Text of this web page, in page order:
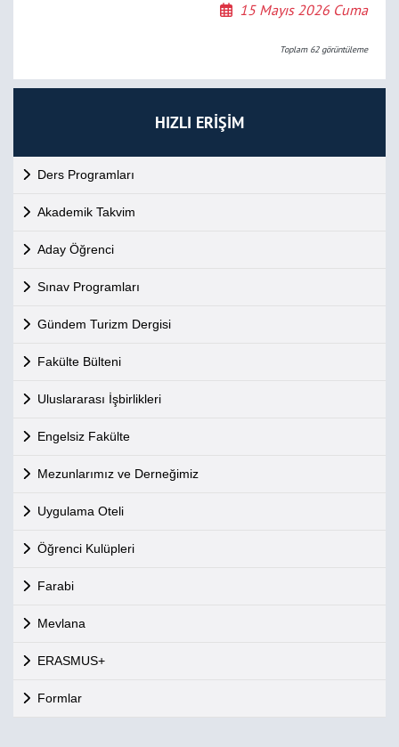
HIZLI ERİŞİM
Ders Programları
Akademik Takvim
Aday Öğrenci
Sınav Programları
Gündem Turizm Dergisi
Fakülte Bülteni
Uluslararası İşbirlikleri
Engelsiz Fakülte
Mezunlarımız ve Derneğimiz
Uygulama Oteli
Öğrenci Kulüpleri
Farabi
Mevlana
ERASMUS+
Formlar
15 Mayıs 2026 Cuma
Toplam 62görüntüleme